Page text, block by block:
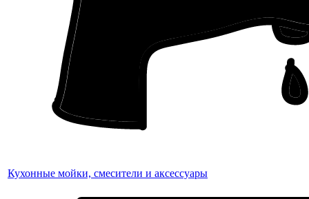
Кухонные мойки, смесители и аксессуары